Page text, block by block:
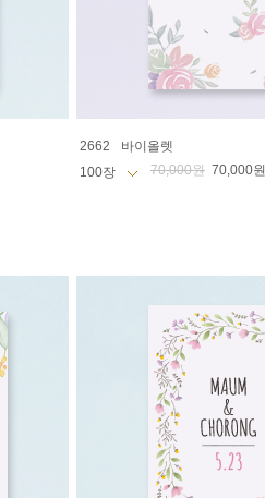
2662
바이올렛
70,000원 70,000원